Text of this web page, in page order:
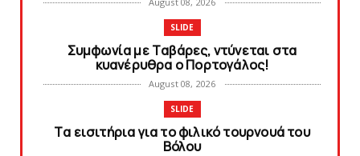
SLIDE
Συμφωνία με Tαβάρες, ντύνεται στα
κυανέρυθρα ο Πορτογάλος!
August 08, 2026
SLIDE
Tα εισιτήρια για το φιλικό τουρνουά του
Bόλου